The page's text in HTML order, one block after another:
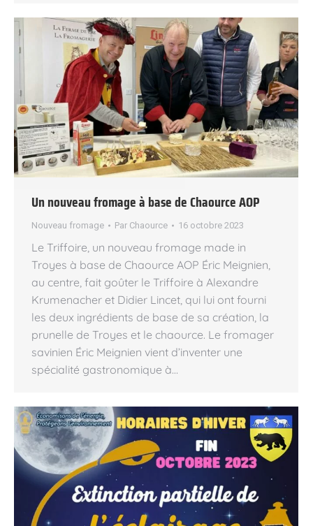
Un nouveau fromage à base de Chaource AOP
Nouveau fromage Par Chaource 16 octobre 2023
Le Triffoire, un nouveau fromage made in
Troyes à base de Chaource AOP Éric Meignien,
au centre, fait goûter le Triffoire à Alexandre
Krumenacher et Didier Lincet, qui lui ont fourni
les deux ingrédients de base de sa création, la
prunelle de Troyes et le chaource. Le fromager
savinien Éric Meignien vient d’inventer une
spécialité gastronomique à…